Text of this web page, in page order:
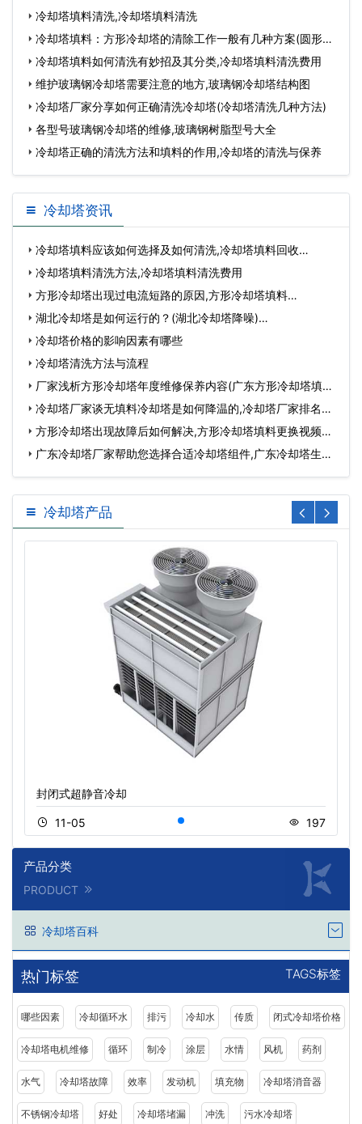
冷 冷却塔填料清洗,冷却塔填料清洗
冷却塔填料：方形冷却塔的清除工作一般有几种方案(圆形冷
却塔
冷却塔填料如何清洗有妙招及其分类,冷却塔填料清洗费用
维护玻璃钢冷却塔需要注意的地方,玻璃钢冷却塔结构图
冷却塔厂家分享如何正确清洗冷却塔(冷却塔清洗几种方法)
各型号玻璃钢冷却塔的维修,玻璃钢树脂型号大全
冷却塔正确的清洗方法和填料的作用,冷却塔的清洗与保养
冷却塔资讯
冷却塔填料应该如何选择及如何清洗,冷却塔填料回收…
冷却塔填料清洗方法,冷却塔填料清洗费用
方形冷却塔出现过电流短路的原因,方形冷却塔填料…
湖北冷却塔是如何运行的？(湖北冷却塔降噪)…
冷却塔价格的影响因素有哪些
冷却塔清洗方法与流程
厂家浅析方形冷却塔年度维修保养内容(广东方形冷却塔填料
更…冷却塔厂家谈无填料冷却塔是如何降温的,冷却塔厂家排名…
方形冷却塔出现故障后如何解决,方形冷却塔填料更换视频…
广东冷却塔厂家帮助您选择合适冷却塔组件,广东冷却塔生产
厂…
冷却塔产品
封闭式超静音冷却
11-05 197
产品分类
PRODUCT
冷却塔百科
热门标签 TAGS标签
哪些因素 冷却循环水 排污 冷却水 传质 闭式冷却塔价格
冷却塔电机维修 循环 制冷 涂层 水情 风机 药剂
水气 冷却塔故障 效率 发动机 填充物 冷却塔消音器
不锈钢冷却塔 好处 冷却塔堵漏 冲洗 污水冷却塔